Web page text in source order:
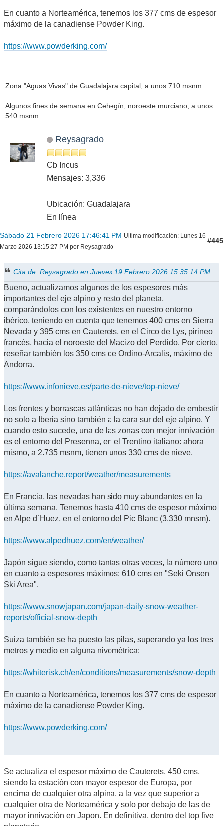
En cuanto a Norteamérica, tenemos los 377 cms de espesor
máximo de la canadiense Powder King.
https://www.powderking.com/
Zona "Aguas Vivas" de Guadalajara capital, a unos 710 msnm.
Algunos fines de semana en Cehegín, noroeste murciano, a unos
540 msnm.
Reysagrado
Cb Incus
Mensajes: 3,336
Ubicación: Guadalajara
En línea
Sábado 21 Febrero 2026 17:46:41 PM Ultima modificación: Lunes 16
Marzo 2026 13:15:27 PM por Reysagrado
#445
Cita de: Reysagrado en Jueves 19 Febrero 2026 15:35:14 PM
Bueno, actualizamos algunos de los espesores más
importantes del eje alpino y resto del planeta,
comparándolos con los existentes en nuestro entorno
ibérico, teniendo en cuenta que tenemos 400 cms en Sierra
Nevada y 395 cms en Cauterets, en el Circo de Lys, pirineo
francés, hacia el noroeste del Macizo del Perdido. Por cierto,
reseñar también los 350 cms de Ordino-Arcalis, máximo de
Andorra.
https://www.infonieve.es/parte-de-nieve/top-nieve/
Los frentes y borrascas atlánticas no han dejado de embestir
no solo a Iberia sino también a la cara sur del eje alpino. Y
cuando esto sucede, una de las zonas con mejor innivación
es el entorno del Presenna, en el Trentino italiano: ahora
mismo, a 2.735 msnm, tienen unos 330 cms de nieve.
https://avalanche.report/weather/measurements
En Francia, las nevadas han sido muy abundantes en la
última semana. Tenemos hasta 410 cms de espesor máximo
en Alpe d´Huez, en el entorno del Pic Blanc (3.330 mnsm).
https://www.alpedhuez.com/en/weather/
Japón sigue siendo, como tantas otras veces, la número uno
en cuanto a espesores máximos: 610 cms en "Seki Onsen
Ski Area".
https://www.snowjapan.com/japan-daily-snow-weather-
reports/official-snow-depth
Suiza también se ha puesto las pilas, superando ya los tres
metros y medio en alguna nivométrica:
https://whiterisk.ch/en/conditions/measurements/snow-depth
En cuanto a Norteamérica, tenemos los 377 cms de espesor
máximo de la canadiense Powder King.
https://www.powderking.com/
Se actualiza el espesor máximo de Cauterets, 450 cms,
siendo la estación con mayor espesor de Europa, por
encima de cualquier otra alpina, a la vez que superior a
cualquier otra de Norteamérica y solo por debajo de las de
mayor innivación en Japon. En definitiva, dentro del top five